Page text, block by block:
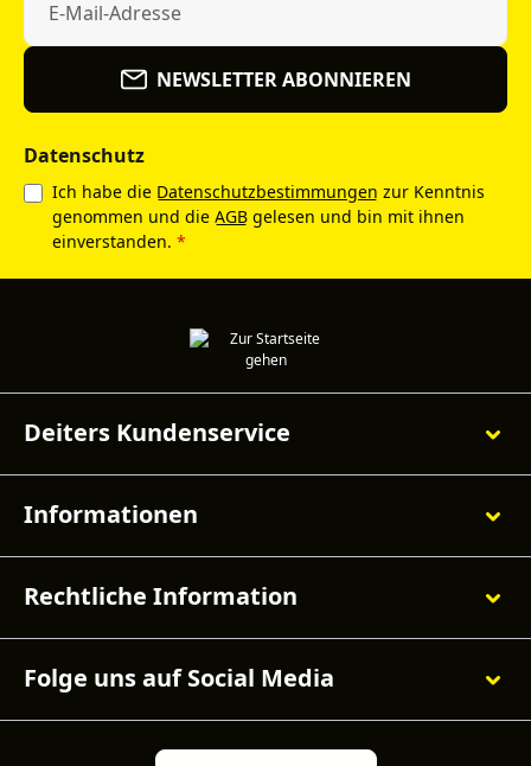
NEWSLETTER ABONNIEREN
Datenschutz
Ich habe die Datenschutzbestimmungen zur Kenntnis
genommen und die AGB gelesen und bin mit ihnen
einverstanden. *
Deiters Kundenservice
Informationen
Rechtliche Information
Folge uns auf Social Media